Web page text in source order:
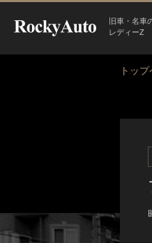
旧車・名車
レディーZ
トッ